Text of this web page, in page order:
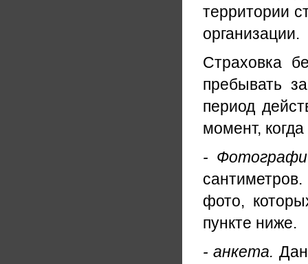
территории
организации.
Страховка
пребывать
период
момент,
-
фото,
пункте ниже.
- анкета.